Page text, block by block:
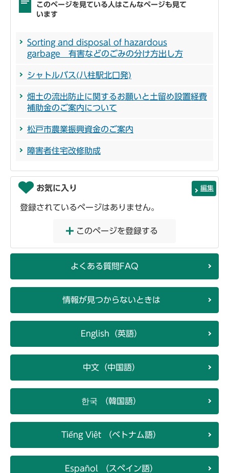
このページを見ている人はこんなページも見て
います
Sorting and disposal of hazardous
garbage 有害などのごみの分け方出し方
シャトルバス(八柱駅北口発)
畑土の流出防止に関するお願いと土留め設置経費
補助金のご案内について
松戸市農業振興資金のご案内
障害者住宅改修助成
お気に入り 編集
登録されているページはありません。
このページを登録する
よくある質問FAQ
情報が見つからないときは
English（英語）
中文（中国語）
한국 （韓国語）
Tiếng Việt （ベトナム語）
Español （スペイン語）